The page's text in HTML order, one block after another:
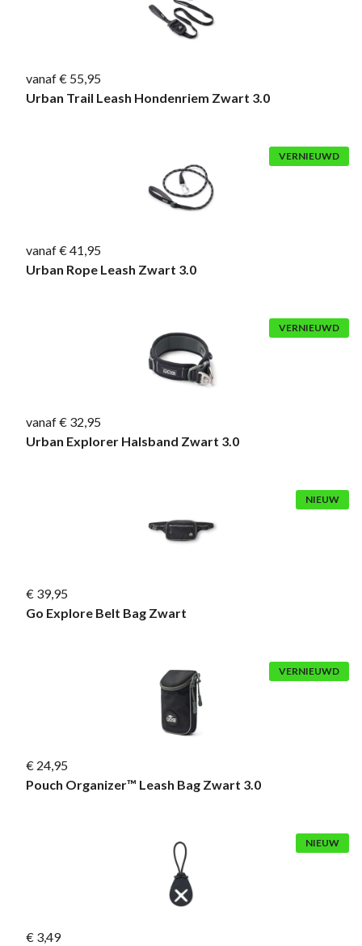
vanaf € 55,95
Urban Trail Leash Hondenriem Zwart 3.0
VERNIEUWD
vanaf € 41,95
Urban Rope Leash Zwart 3.0
VERNIEUWD
vanaf € 32,95
Urban Explorer Halsband Zwart 3.0
NIEUW
€ 39,95
Go Explore Belt Bag Zwart
VERNIEUWD
€ 24,95
Pouch Organizer™ Leash Bag Zwart 3.0
NIEUW
€ 3,49